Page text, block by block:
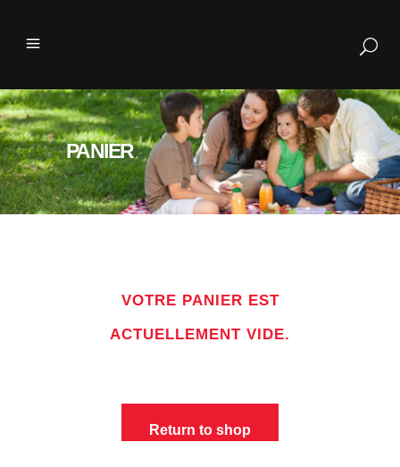
PANIER
VOTRE PANIER EST
ACTUELLEMENT VIDE.
Return to shop